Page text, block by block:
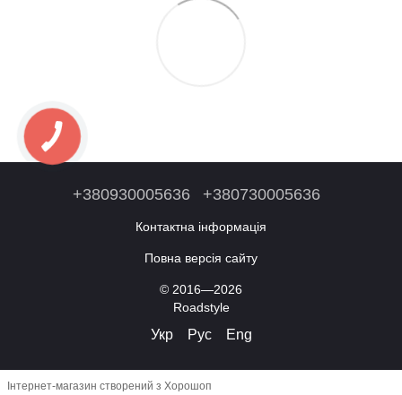
+380930005636 +380730005636
Контактна інформація
Повна версія сайту
© 2016—2026
Roadstyle
Укр Рус Eng
Інтернет-магазин створений з Хорошоп